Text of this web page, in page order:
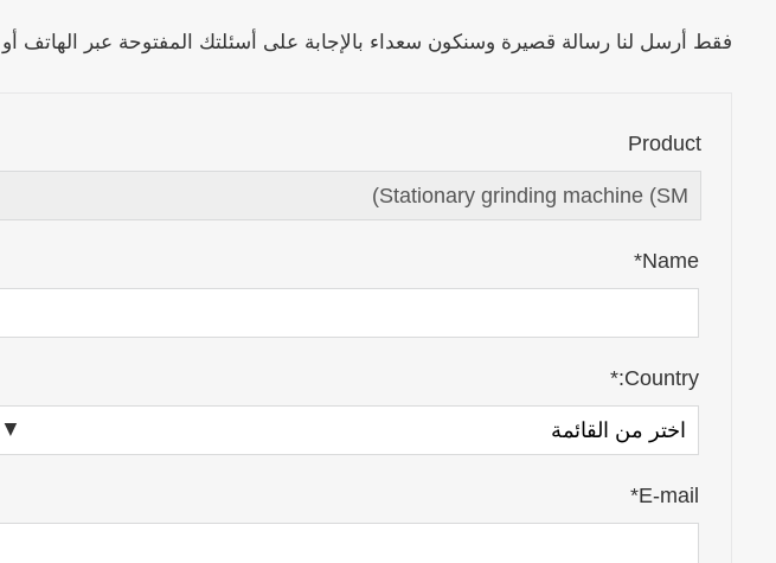
فقط أرسل لنا رسالة قصيرة وسنكون سعداء بالإجابة على أسئلتك المفتوحة عبر الهاتف أو
Product
Name*
Country:*
E-mail*